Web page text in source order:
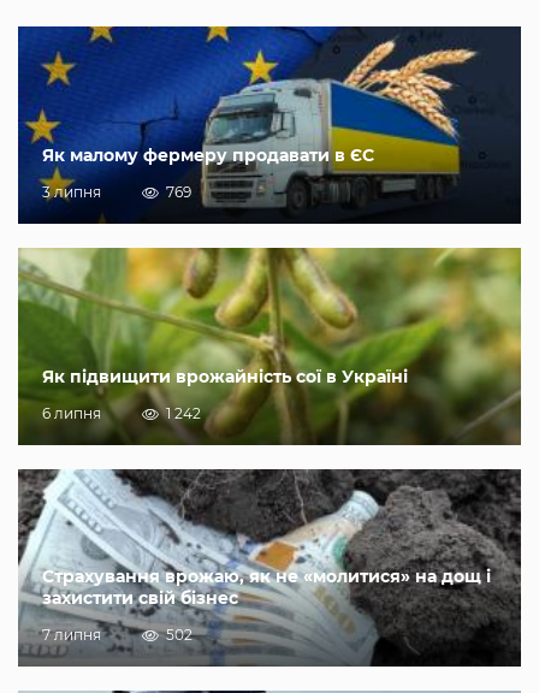
Як малому фермеру продавати в ЄС
3 липня 769
Як підвищити врожайність сої в Україні
6 липня 1 242
Страхування врожаю, як не «молитися» на дощ і
захистити свій бізнес
7 липня 502